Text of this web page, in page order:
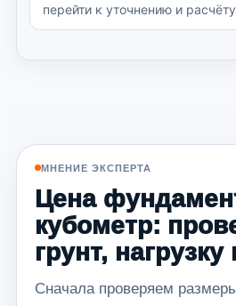
перейти к уточнению и
МНЕНИЕ ЭКСПЕРТА
Цена
кубометр:
грунт,
Сначала проверяем